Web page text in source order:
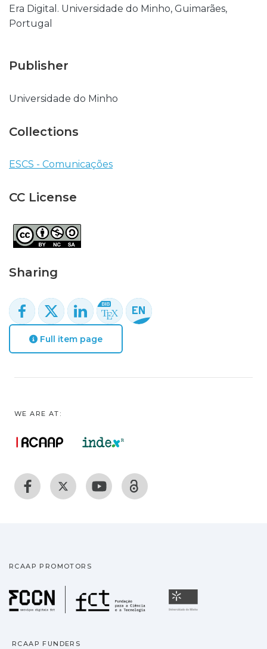
Era Digital. Universidade do Minho, Guimarães,
Portugal
Publisher
Universidade do Minho
Collections
ESCS - Comunicações
CC License
Sharing
Full item page
WE ARE AT:
RCAAP PROMOTORS
Fundação para a
RCAAP FUNDERS